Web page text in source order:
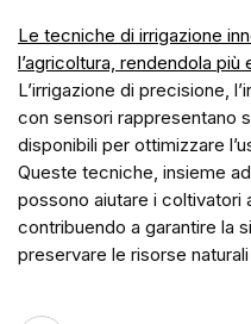
Le tecniche di irrigazione
l’agricoltura, rendendola
L’irrigazione di precisione,
con sensori rappresentano
disponibili per ottimizzare
Queste tecniche, insieme
possono aiutare i coltivatori
contribuendo a garantire la
preservare le risorse